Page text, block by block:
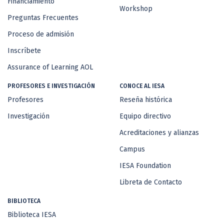
Preguntas Frecuentes
Proceso de admisión
Inscríbete
Assurance of Learning AOL
Workshop
PROFESORES E INVESTIGACIÓN
Profesores
Investigación
CONOCE AL IESA
Reseña histórica
Equipo directivo
Acreditaciones y alianzas
Campus
IESA Foundation
Libreta de Contacto
BIBLIOTECA
Biblioteca IESA